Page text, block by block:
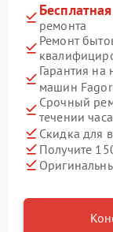
ремонта
Ремонт
Гарантия
машин Fagor
Срочный
течении часа
Скидка для
Получите